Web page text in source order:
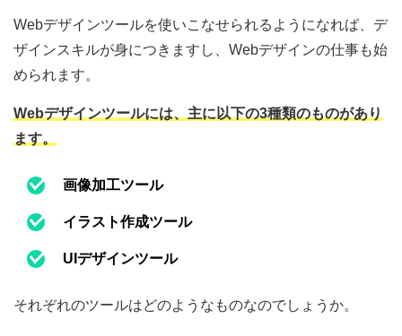
Webデザインツールを使いこなせられるようになれば、デ
ザインスキルが身につきますし、Webデザインの仕事も始
められます。
Webデザインツールには、主に以下の3種類のものがあり
ます。
画像加工ツール
イラスト作成ツール
UIデザインツール
それぞれのツールはどのようなものなのでしょうか。